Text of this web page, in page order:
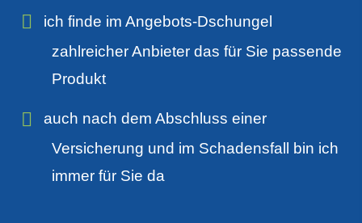
ich finde im Angebots-Dschungel
zahlreicher Anbieter das für Sie passende
Produkt
auch nach dem Abschluss einer
Versicherung und im Schadensfall bin ich
immer für Sie da